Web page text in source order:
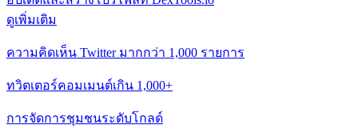
ดูเพิ่มเติม
ความคิดเห็น Twitter มากกว่า 1,000 รายการ
ทวิตเตอร์คอมเมนต์เกิน 1,000+
การจัดการชุมชนระดับโกลด์